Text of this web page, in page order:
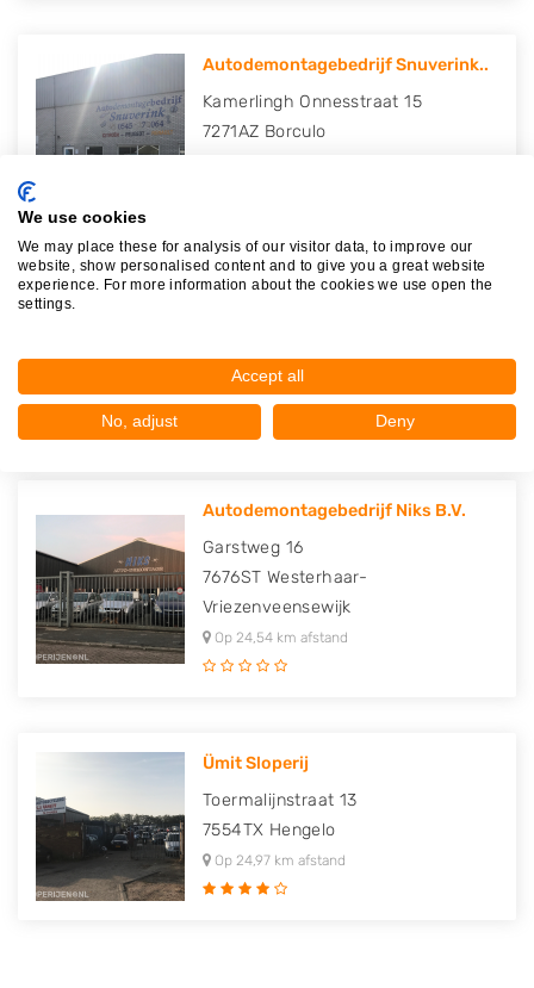
Autodemontagebedrijf Snuverink..
Kamerlingh Onnesstraat 15
7271AZ Borculo
Broekhuis Autodemontage
7665TW Albergen
Op 24,34 km afstand
Autodemontagebedrijf Niks B.V.
Garstweg 16
7676ST Westerhaar-
Vriezenveensewijk
Op 24,54 km afstand
Ümit Sloperij
Toermalijnstraat 13
7554TX Hengelo
Op 24,97 km afstand
We use cookies
We may place these for analysis of our visitor data, to improve our
website, show personalised content and to give you a great website
experience. For more information about the cookies we use open the
settings.
Accept all
No, adjust Deny